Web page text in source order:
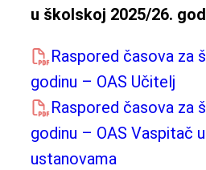
u školskoj 2025/26.
Raspored časova za
godinu – OAS Učitelj
Raspored časova za
godinu – OAS Vaspitač
ustanovama